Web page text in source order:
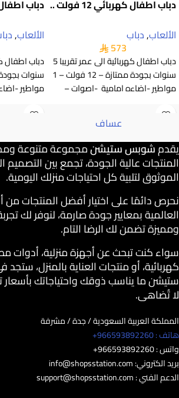
دباب اطفال كهربائي 12 فولت ..
الألعاب,دباب
573
دباب اطفال كهربائية الى عمر تقريبا 5
سنوات بجودة ممتازة – 12 فولت – 1
مواطير -اضاءه امامية -اصوات –
دباب
الألعاب,
مواطير -
عساف
يقدمشوبس ستيشنمجموعة متنوعة
المنتجات عالية الجودة، تجمع بين التصميم
الموثوق لتلبية كل احتياجات منزلك اليومية.
نحرص دائمًا على اختيار أفضل المنتجات من
العالمية بمعايير جودة صارمة، لنوفر لك
ومميزة تضمن لك الرضا التام.
سواء كنت تبحث عن أجهزة منزلية، أدوات
كهربائية، أو منتجات العناية بالمنزل،
ستيشن ما يناسب ذوقك واحتياجاتك
لا تُضاهى.
المملكة العربية السعودية / جدة / مشرفة
هاتف : 966593892260+
واتس : 966593892260+
بريد الكتروني:info@shopsstation.com
الدعم الفني :support@shopsstation.com